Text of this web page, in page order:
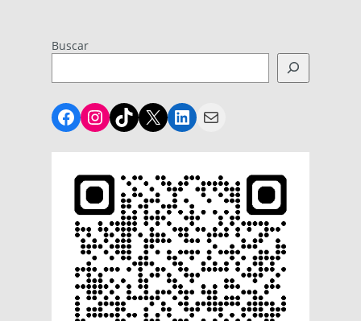
Buscar
Facebook
Instagram
TikTok
X LinkedIn
Mail